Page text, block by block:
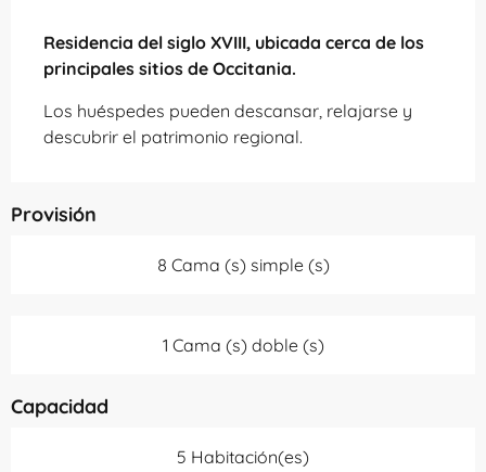
Residencia del siglo XVIII, ubicada cerca de los
principales sitios de Occitania.
Los huéspedes pueden descansar, relajarse y
descubrir el patrimonio regional.
Provisión
8 Cama (s) simple (s)
1 Cama (s) doble (s)
Capacidad
5 Habitación(es)